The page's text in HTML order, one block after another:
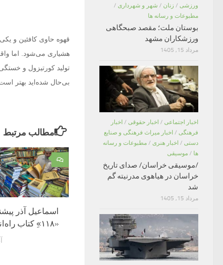
قهوه حاوی کافئین و
هشیاری می‌شود. اما
تولید کورتیزول و
بی‌حال شده‌اید بهتر است
مطالب مرتبط
۰
اسماعیل آذر
«۱۱۸»ِ کتاب راه‌اندازی شود
ورزشی / زنان / شهر و شهرداری /
مطبوعات و رسانه ها
بوستان ملت؛ مقصد صبحگاهی
ورزشکاران مشهد
مرداد 15, 1405
اخبار اجتماعی / اخبار حقوقی / اخبار
فرهنگی / اخبار میراث فرهنگی و صنایع
دستی / اخبار هنری / مطبوعات و رسانه
ها / موسیقی
/موسیقی خراسان/ صدای تاریخ
خراسان در هیاهوی مدرنیته گم
شد
مرداد 15, 1405